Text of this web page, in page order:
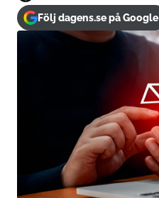
Följ dagens.se på Google